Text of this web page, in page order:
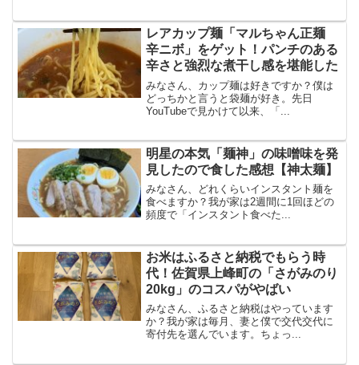
レアカップ麺「マルちゃん正麺
辛ニボ」をゲット！パンチのある
辛さと強烈な煮干し感を堪能した
みなさん、カップ麺は好きですか？僕は
どっちかと言うと袋麺が好き。先日
YouTubeで見かけて以来、「...
明星の本気「麺神」の味噌味を発
見したので食した感想【神太麺】
みなさん、どれくらいインスタント麺を
食べますか？我が家は2週間に1回ほどの
頻度で「インスタント食べた...
お米はふるさと納税でもらう時
代！佐賀県上峰町の「さがみのり
20kg」のコスパがやばい
みなさん、ふるさと納税はやっています
か？我が家は毎月、妻と僕で交代交代に
寄付先を選んでいます。ちょっ...